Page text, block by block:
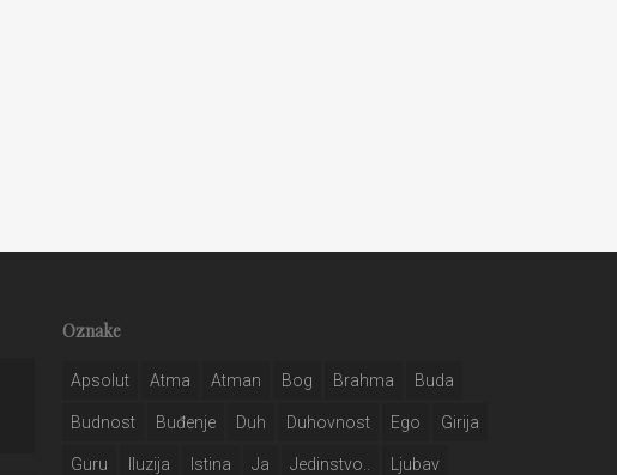
Oznake
Apsolut Atma Atman Bog Brahma Buda
Budnost Buđenje Duh Duhovnost Ego Girija
Guru Iluzija Istina Ja Jedinstvo.. Ljubav